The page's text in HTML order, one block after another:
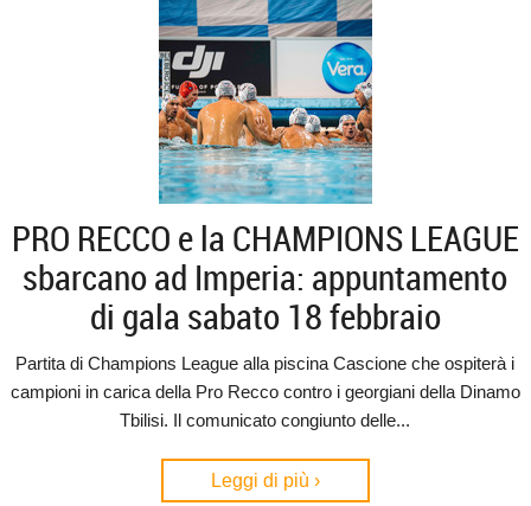
PRO RECCO e la CHAMPIONS LEAGUE
sbarcano ad Imperia: appuntamento
di gala sabato 18 febbraio
Partita di Champions League alla piscina Cascione che ospiterà i
campioni in carica della Pro Recco contro i georgiani della Dinamo
Tbilisi. Il comunicato congiunto delle...
Leggi di più ›